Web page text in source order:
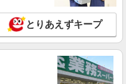
とりあえずキープ